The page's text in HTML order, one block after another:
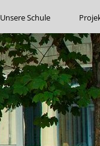
Unsere Schule